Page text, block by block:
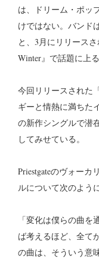
は、ドリーム・ポッ
けではない。バンド
と、3月にリリースさ
Winter』で話題に上
今回リリースされた
ギーと情熱に満ちた
の新作シングルで潜
してみせている。
Priestgateのヴォーカ
ルについて次のよう
「変化は僕らの曲
ば考えるほど、全て
の曲は、そういう意